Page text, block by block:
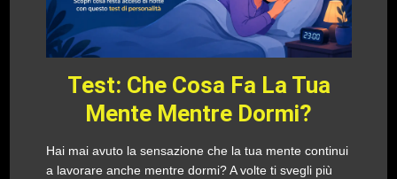
Test: Che Cosa Fa La Tua
Mente Mentre Dormi?
Hai mai avuto la sensazione che la tua mente continui
a lavorare anche mentre dormi? A volte ti svegli più